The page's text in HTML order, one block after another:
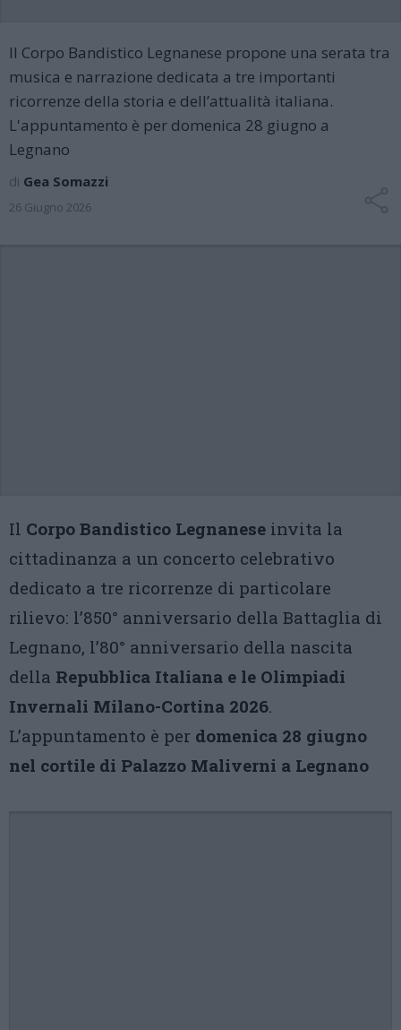
Il Corpo Bandistico Legnanese propone una serata tra
musica e narrazione dedicata a tre importanti
ricorrenze della storia e dell’attualità italiana.
L'appuntamento è per domenica 28 giugno a
Legnano
di Gea Somazzi
26 Giugno 2026
Il Corpo Bandistico Legnanese invita la
cittadinanza a un concerto celebrativo
dedicato a tre ricorrenze di particolare
rilievo: l’850° anniversario della Battaglia di
Legnano, l’80° anniversario della nascita
della Repubblica Italiana e le Olimpiadi
Invernali Milano-Cortina 2026.
L’appuntamento è per domenica 28 giugno
nel cortile di Palazzo Maliverni a Legnano